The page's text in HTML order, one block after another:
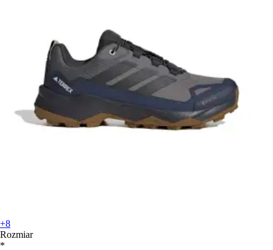
+8
Rozmiar
*